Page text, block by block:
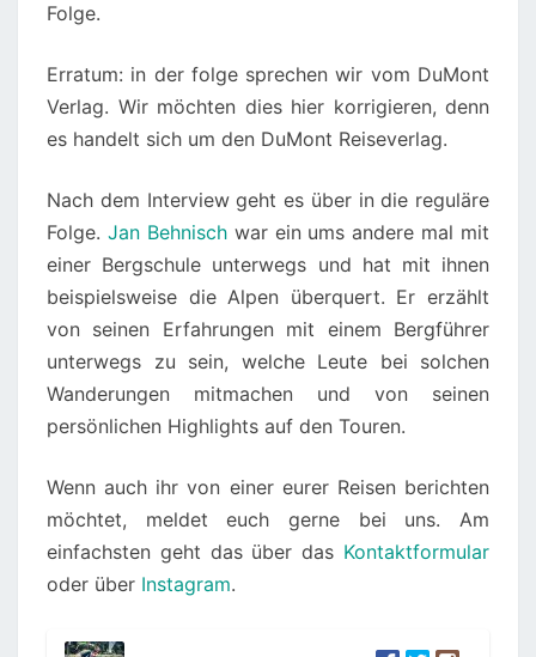
Folge.
Erratum: in der folge sprechen wir vom DuMont
Verlag. Wir möchten dies hier korrigieren, denn
es handelt sich um den DuMont Reiseverlag.
Nach dem Interview geht es über in die reguläre
Folge. Jan Behnischwar ein ums andere mal mit
einer Bergschule unterwegs und hat mit ihnen
beispielsweise die Alpen überquert. Er erzählt
von seinen Erfahrungen mit einem Bergführer
unterwegs zu sein, welche Leute bei solchen
Wanderungen mitmachen und von seinen
persönlichen Highlights auf den Touren.
Wenn auch ihr von einer eurer Reisen berichten
möchtet, meldet euch gerne bei uns. Am
einfachsten geht das über das Kontaktformular
oder über Instagram.